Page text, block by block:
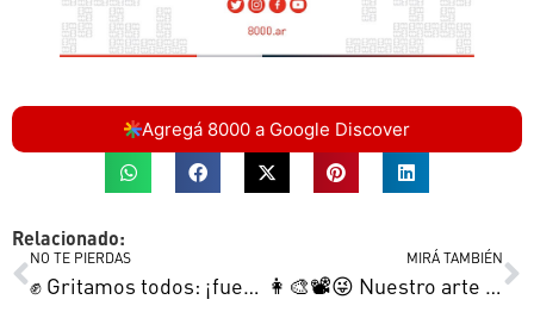
Agregá 8000 a Google Discover
Relacionado:
NO TE PIERDAS
✊ Gritamos todos: ¡fuerza, Lucas! | “Es deprimente el ámbito educativo” | Olimpo se aprovecha del clásico y más
MIRÁ TAMBIÉN
👩‍🎨📽😜 Nuestro arte por todas partes | “Bahía es el lugar del mundo donde respiro” | Mateo ya ganó y más